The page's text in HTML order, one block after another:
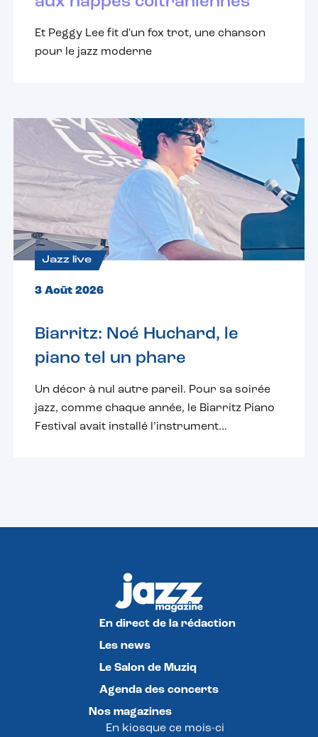
Et Peggy Lee fit d'un fox trot, une chanson
pour le jazz moderne
Jazz live
3 Août 2026
Biarritz: Noé Huchard, le
piano tel un phare
Un décor à nul autre pareil. Pour sa soirée
jazz, comme chaque année, le Biarritz Piano
Festival avait installé l’instrument...
En direct de la rédaction
Les news
Le Salon de Muziq
Agenda des concerts
Nos magazines
En kiosque ce mois-ci